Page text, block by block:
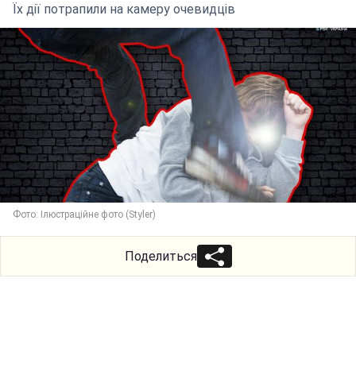
Їх дії потрапили на камеру очевидців
Фото: Ілюстраційне фото (Styler)
Поделиться